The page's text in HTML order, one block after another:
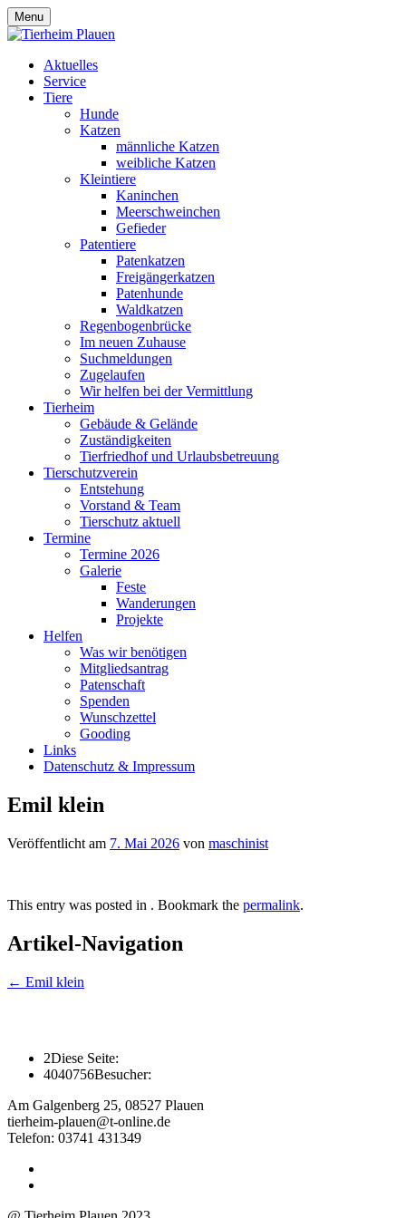
Menu
Aktuelles
Service
Tiere
Hunde
Katzen
männliche Katzen
weibliche Katzen
Kleintiere
Kaninchen
Meerschweinchen
Gefieder
Patentiere
Patenkatzen
Freigängerkatzen
Patenhunde
Waldkatzen
Regenbogenbrücke
Im neuen Zuhause
Suchmeldungen
Zugelaufen
Wir helfen bei der Vermittlung
Tierheim
Gebäude & Gelände
Zuständigkeiten
Tierfriedhof und Urlaubsbetreuung
Tierschutzverein
Entstehung
Vorstand & Team
Tierschutz aktuell
Termine
Termine 2026
Galerie
Feste
Wanderungen
Projekte
Helfen
Was wir benötigen
Mitgliedsantrag
Patenschaft
Spenden
Wunschzettel
Gooding
Links
Datenschutz & Impressum
Emil klein
Veröffentlicht am 7. Mai 2026 von maschinist
This entry was posted in . Bookmark the permalink.
Artikel-Navigation
← Emil klein
2Diese Seite:
4040756Besucher:
Am Galgenberg 25, 08527 Plauen
tierheim-plauen@t-online.de
Telefon: 03741 431349